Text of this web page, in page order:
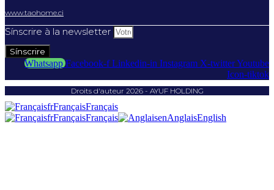
www.taohome.ci
Sínscrire à la newsletter
Sínscrire
Whatsapp Facebook-f Linkedin-in Instagram X-twitterYoutube
Icon-tiktok
Droits d'auteur 2026 - AYUF HOLDING
frFrançaisFrançais
frFrançaisFrançais enAnglaisEnglish